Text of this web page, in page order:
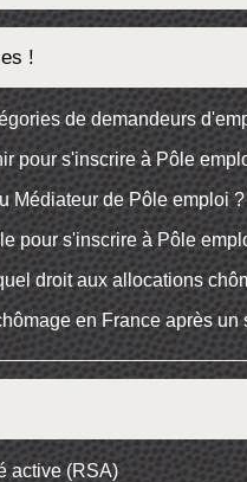
!
de demandeurs
pour s'inscrire à Pôle
Médiateur de Pôle emploi ?
pour s'inscrire à Pôle
droit aux allocations
en France après un
active (RSA)